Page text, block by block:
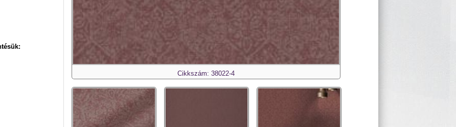
Cikkszám: 38022-4